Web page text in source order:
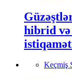
hibrid və
Keçmiş